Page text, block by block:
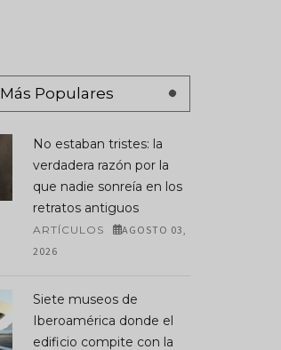
Más Populares
No estaban tristes: la
verdadera razón por la
que nadie sonreía en los
retratos antiguos
ARTÍCULOS
AGOSTO 03,
2026
Siete museos de
Iberoamérica donde el
edificio compite con la